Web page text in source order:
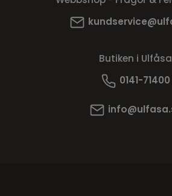
Butiken i Ulfåsa
0141-71400